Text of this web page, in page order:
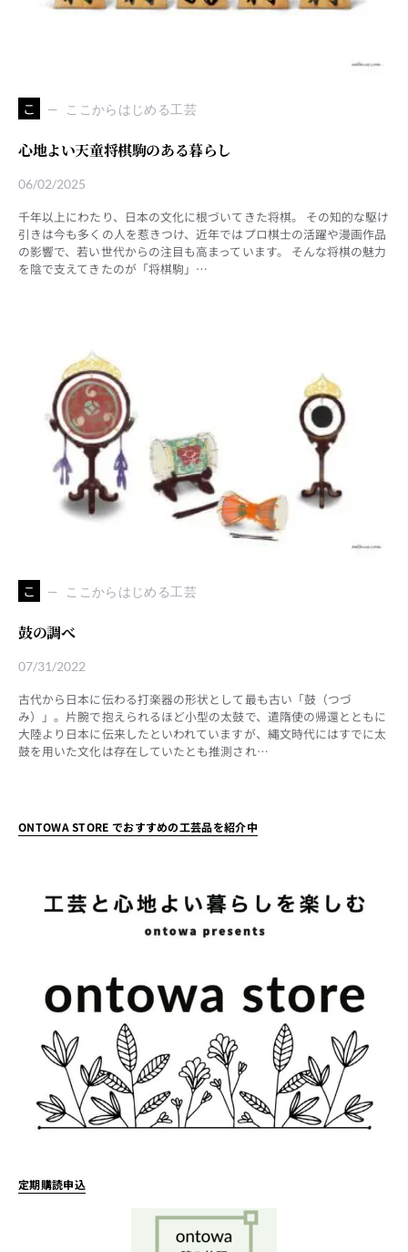
こ ここからはじめる工芸
心地よい天童将棋駒のある暮らし
06/02/2025
千年以上にわたり、日本の文化に根づいてきた将棋。 その知的な駆け
引きは今も多くの人を惹きつけ、近年ではプロ棋士の活躍や漫画作品
の影響で、若い世代からの注目も高まっています。 そんな将棋の魅力
を陰で支えてきたのが「将棋駒」…
こ ここからはじめる工芸
鼓の調べ
07/31/2022
古代から日本に伝わる打楽器の形状として最も古い「鼓（つづ
み）」。片腕で抱えられるほど小型の太鼓で、遣隋使の帰還とともに
大陸より日本に伝来したといわれていますが、縄文時代にはすでに太
鼓を用いた文化は存在していたとも推測され…
ONTOWA STORE でおすすめの工芸品を紹介中
定期購読申込